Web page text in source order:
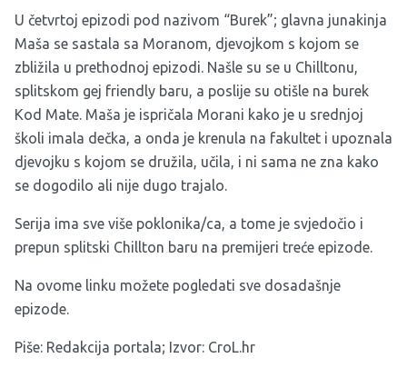
U četvrtoj epizodi pod nazivom “Burek”; glavna junakinja
Maša se sastala sa Moranom, djevojkom s kojom se
zbližila u prethodnoj epizodi. Našle su se u Chilltonu,
splitskom gej friendly baru, a poslije su otišle na burek
Kod Mate. Maša je ispričala Morani kako je u srednjoj
školi imala dečka, a onda je krenula na fakultet i upoznala
djevojku s kojom se družila, učila, i ni sama ne zna kako
se dogodilo ali nije dugo trajalo.
Serija ima sve više poklonika/ca, a tome je svjedočio i
prepun splitski Chillton baru na premijeri treće epizode.
Na ovome linku možete pogledati sve dosadašnje
epizode.
Piše: Redakcija portala; Izvor: CroL.hr